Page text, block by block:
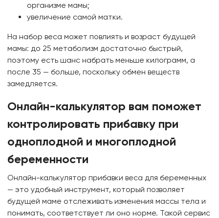
организме мамы;
увеличение самой матки.
На набор веса может повлиять и возраст будущей
мамы: до 25 метаболизм достаточно быстрый,
поэтому есть шанс набрать меньше килограмм, а
после 35 — больше, поскольку обмен веществ
замедляется.
Онлайн-калькулятор вам поможет
контролировать прибавку при
одноплодной и многоплодной
беременности
Онлайн-калькулятор прибавки веса для беременных
— это удобный инструмент, который позволяет
будущей маме отслеживать изменения массы тела и
понимать, соответствует ли оно норме. Такой сервис